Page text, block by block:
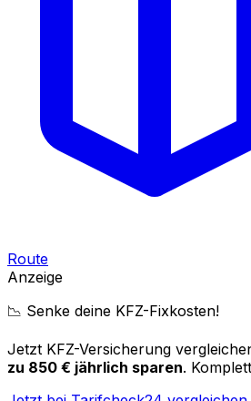
Route
Anzeige
📉 Senke deine KFZ-Fixkosten!
Jetzt KFZ-Versicherung
zu 850 € jährlich sparen.